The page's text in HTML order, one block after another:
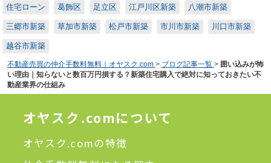
住宅ローン 葛飾区 足立区 江戸川区新築 八潮市新築
三郷市新築 草加市新築 松戸市新築 市川市新築 川口市新築
越谷市新築
不動産売買の仲介手数料無料｜オヤスク.com > ブログ記事一覧 > 囲い込みが怖
い理由｜知らないと数百万円損する？新築住宅購入で絶対に知っておきたい不
動産業界の仕組み
オヤスク.comについて
オヤスク.comの特徴